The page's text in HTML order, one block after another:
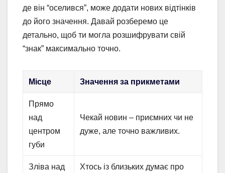
де він “оселився”, може додати нових відтінків
до його значення. Давай розберемо це
детально, щоб ти могла розшифрувати свій
“знак” максимально точно.
Місце Значення за прикметами
Прямо
над
центром
губи
Чекай новин – приємних чи не
дуже, але точно важливих.
Зліва над
Хтось із близьких думає про